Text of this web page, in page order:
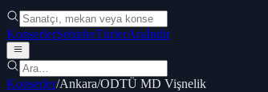
KonserlerŞehirlerTürlerAraİndir
Konserler/Ankara/ODTÜ MD Vişnelik